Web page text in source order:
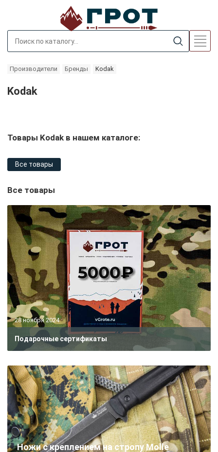
Производители Бренды Kodak
Kodak
Товары Kodak в нашем каталоге:
Все товары
Все товары
28 ноября 2024
Подарочные сертификаты
Ножи с креплением на стропу Molle